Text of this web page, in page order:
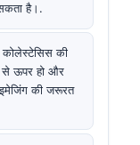
है।.
की
से ऊपर हो और
इमेजिंग की जरूरत